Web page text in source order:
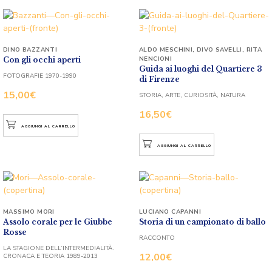
Con gli occhi aperti
15,00€
DINO BAZZANTI
FOTOGRAFIE 1970-1990
AGGIUNGI AL CARRELLO
Guida ai luoghi del Quartiere 3
di Firenze
16,50€
ALDO MESCHINI,DIVO SAVELLI, RITA
NENCIONI
STORIA, ARTE, CURIOSITÀ, NATURA
AGGIUNGI AL CARRELLO
Assolo corale per le Giubbe
Rosse
MASSIMO MORI
LA STAGIONE DELL’INTERMEDIALITÀ.
CRONACA E TEORIA 1989-2013
Storia di un campionato di ballo
12,00€
LUCIANO CAPANNI
RACCONTO